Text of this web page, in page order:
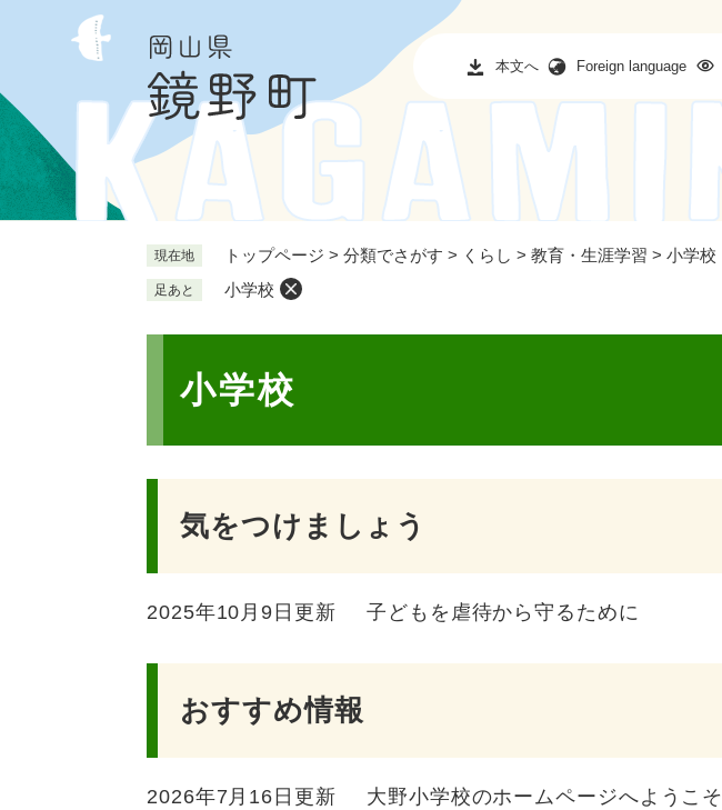
の
で
。
ー
ば
て
本文へ Foreign language
現在地 トップページ > 分類でさがす > くらし > 教育・生涯学習 > 小学校
足あと 小学校
小学校
気をつけましょう
2025年10月9日更新 子どもを虐待から守るために
おすすめ情報
2026年7月16日更新 大野小学校のホームページへようこそ